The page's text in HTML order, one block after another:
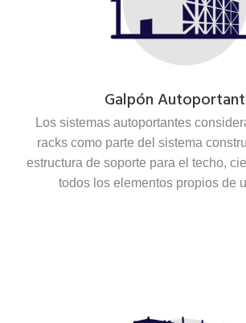
Galpón
Los sistemas autoportantes
racks como parte del sistema
estructura de soporte para el techo,
todos los elementos propios de